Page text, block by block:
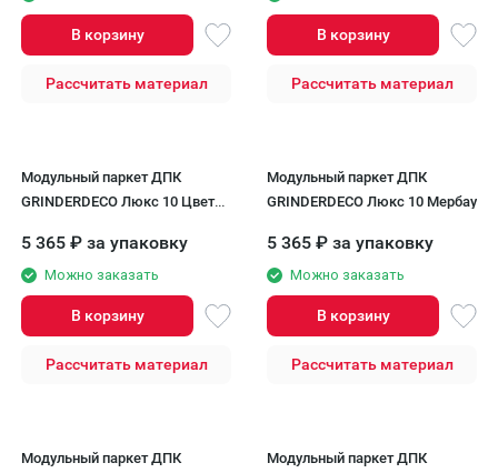
В корзину
Рассчитать материал
В корзину
Рассчитать материал
Модульный паркет ДПК
GRINDERDECO Люкс 10 Цвет
5 365 ₽ за упаковку
Можно заказать
В корзину
Рассчитать материал
Модульный паркет ДПК
GRINDERDECO Люкс 10 Мербау
5 365 ₽ за упаковку
Можно заказать
В корзину
Рассчитать материал
Модульный паркет ДПК
Модульный паркет ДПК